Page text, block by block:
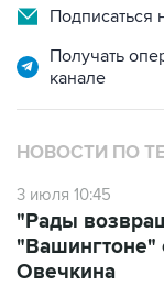
Подписаться
Получать
канале
НОВОСТИ ПО
3 июля 10:45
"Рады
"Вашингтоне"
Овечкина